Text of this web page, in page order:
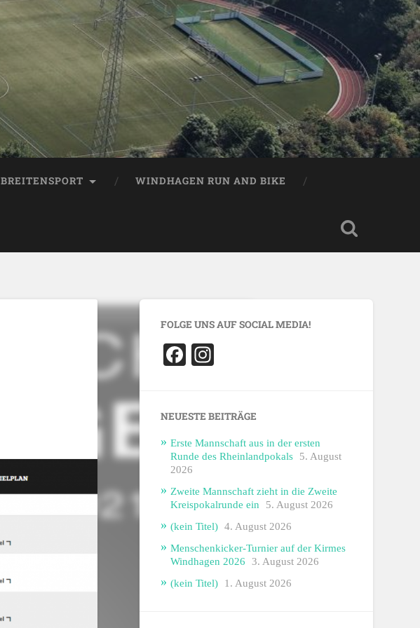
BREITENSPORT WINDHAGEN RUN AND BIKE
FOLGE UNS AUF SOCIAL MEDIA!
Facebook
NEUESTE BEITRÄGE
Erste Mannschaft aus in der ersten
Runde des Rheinlandpokals 5. August
2026
Zweite Mannschaft zieht in die Zweite
Kreispokalrunde ein
5. August 2026
(kein Titel) 4. August 2026
Menschenkicker-Turnier auf der Kirmes
Windhagen 2026 3. August 2026
(kein Titel) 1. August 2026